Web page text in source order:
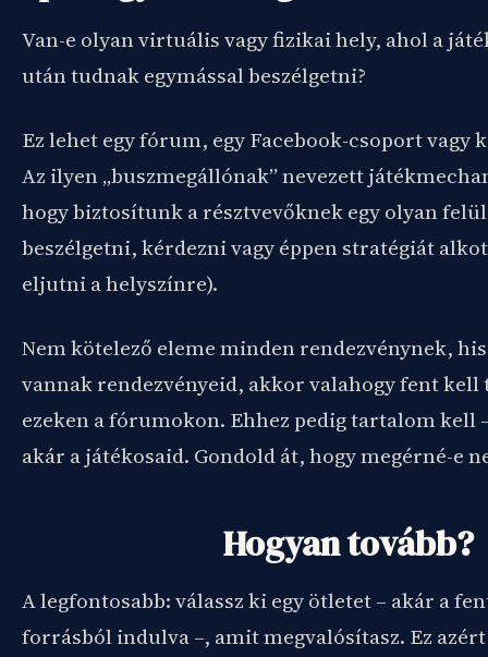
Van-e olyan virtuális vagy fizikai hely, ahol a
után tudnak egymással beszélgetni?
Ez lehet egy fórum, egy Facebook-csoport vagy
Az ilyen „buszmegállónak” nevezett
hogy biztosítunk a résztvevőknek egy olyan
beszélgetni, kérdezni vagy éppen stratégiát
eljutni a helyszínre).
Nem kötelező eleme minden rendezvénynek,
vannak rendezvényeid, akkor valahogy fent
ezeken a fórumokon. Ehhez pedig tartalom kell
akár a játékosaid. Gondold át, hogy megérné-e
Hogyan tovább?
A legfontosabb: válassz ki egy ötletet – akár a
forrásból indulva –, amit megvalósítasz. Ez